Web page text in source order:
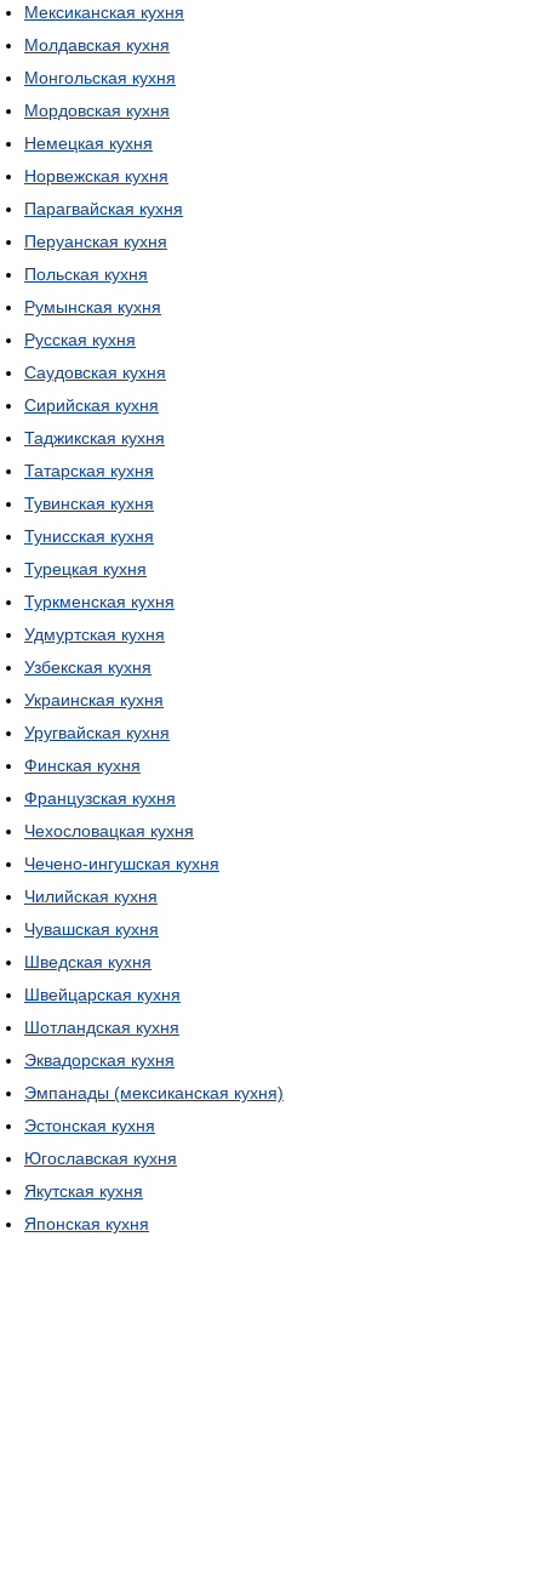
Мексиканская кухня
Молдавская кухня
Монгольская кухня
Мордовская кухня
Немецкая кухня
Норвежская кухня
Парагвайская кухня
Перуанская кухня
Польская кухня
Румынская кухня
Русская кухня
Саудовская кухня
Сирийская кухня
Таджикская кухня
Татарская кухня
Тувинская кухня
Тунисская кухня
Турецкая кухня
Туркменская кухня
Удмуртская кухня
Узбекская кухня
Украинская кухня
Уругвайская кухня
Финская кухня
Французская кухня
Чехословацкая кухня
Чечено-ингушская кухня
Чилийская кухня
Чувашская кухня
Шведская кухня
Швейцарская кухня
Шотландская кухня
Эквадорская кухня
Эмпанады (мексиканская кухня)
Эстонская кухня
Югославская кухня
Якутская кухня
Японская кухня